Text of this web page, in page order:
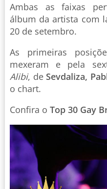
Ambas as faixas
álbum da artista com
20 de setembro.
As primeiras
mexeram e pela
Alibi, de Sevdaliza,
o chart.
Confira o Top 30 Gay